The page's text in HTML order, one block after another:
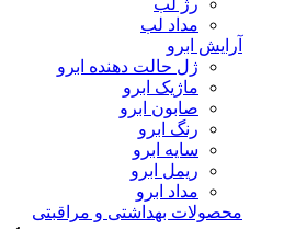
رژ لب
مداد لب
آرایش ابرو
ژل حالت دهنده ابرو
ماژیک ابرو
صابون ابرو
رنگ ابرو
سایه ابرو
ریمل ابرو
مداد ابرو
محصولات بهداشتی و مراقبتی